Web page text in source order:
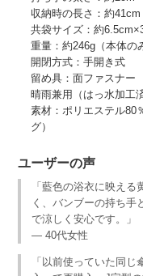
収納時の長さ：約41cm
共袋サイズ：約
重量：約246g（本体の
開閉方式：手開き式
留め具：面ファスナー
晴雨兼用（はっ水加工済
素材：ポリエステル80
グ）
ユーザーの声
「藍色の浴衣に映え
く、バンブーの持ち手
で涼しく安心です。」
— 40代女性
「以前使っていた同